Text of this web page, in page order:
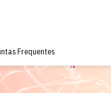
Frequentes